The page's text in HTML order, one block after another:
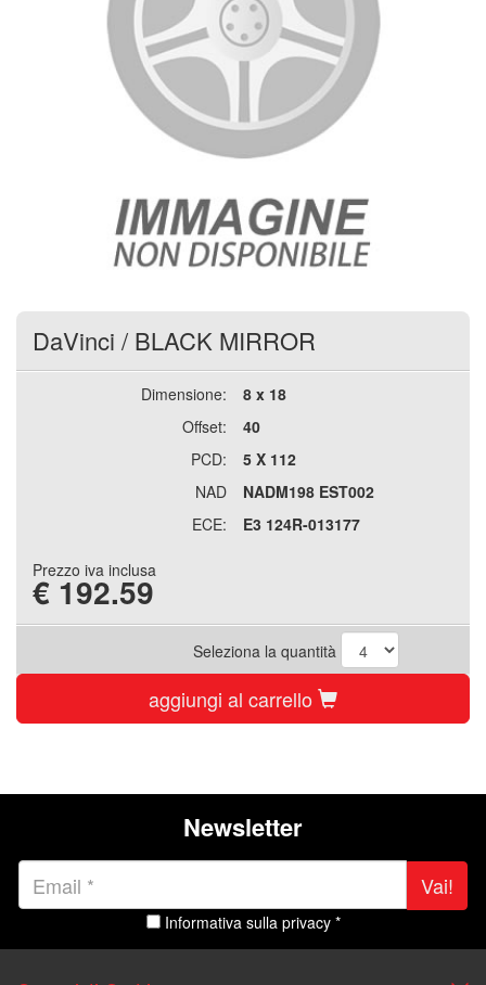
DaVinci / BLACK MIRROR
Dimensione:
8 x 18
Offset:
40
PCD:
5 X 112
NAD
NADM198 EST002
ECE:
E3 124R-013177
Prezzo iva inclusa
€ 192.59
Seleziona la quantità
aggiungi al carrello
Newsletter
Vai!
Informativa sulla privacy *